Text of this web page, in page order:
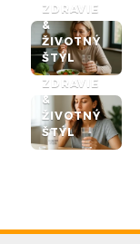
ZDRAVIE
&
ŽIVOTNÝ
ŠTÝL
ZDRAVIE
&
ŽIVOTNÝ
ŠTÝL